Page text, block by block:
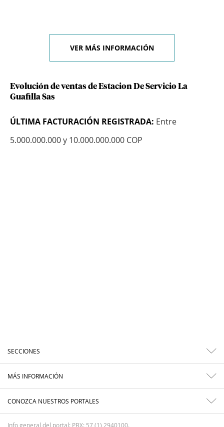
VER MÁS INFORMACIÓN
Evolución de ventas de Estacion De Servicio La
Guafilla Sas
ÚLTIMA FACTURACIÓN REGISTRADA: Entre
5.000.000.000 y 10.000.000.000 COP
SECCIONES
MÁS INFORMACIÓN
CONOZCA NUESTROS PORTALES
Info general del portal: PBX: 57 (1) 2940100.